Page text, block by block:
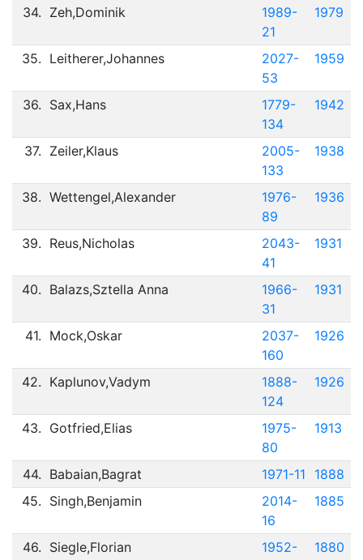
34. Zeh,Dominik
1989-
21
1979
35. Leitherer,Johannes
2027-
53
1959
36. Sax,Hans
1779-
134
1942
37. Zeiler,Klaus
2005-
133
1938
38. Wettengel,Alexander
1976-
89
1936
39. Reus,Nicholas
2043-
41
1931
40. Balazs,Sztella Anna
1966-
31
1931
41. Mock,Oskar
2037-
160
1926
42. Kaplunov,Vadym
1888-
124
1926
43. Gotfried,Elias
1975-
80
1913
44. Babaian,Bagrat 1971-11
1888
45. Singh,Benjamin
2014-
16
1885
46. Siegle,Florian
1952-
1880